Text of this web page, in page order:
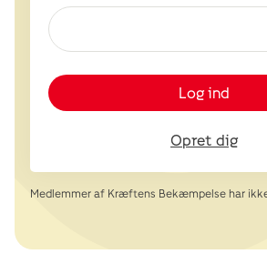
Log ind
Opret dig
Medlemmer af Kræftens Bekæmpelse har